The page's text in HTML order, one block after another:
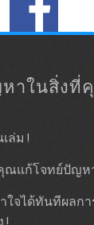
ญหาในสิ่ง
ล่ม !
ณแก้โจทย์ปัญห
ใจได้ทันทีผลกา
!